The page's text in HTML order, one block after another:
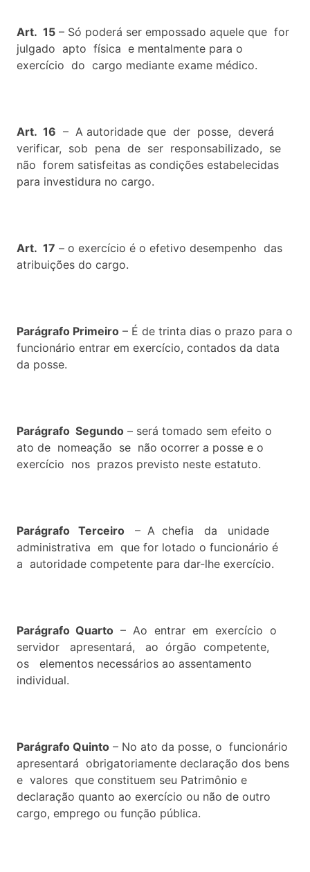
Art. 15 – Só poderá ser empossado aquele que for
julgado apto física e mentalmente para o
exercício do cargo mediante exame médico.
Art. 16 – A autoridade que der posse, deverá
verificar, sob pena de ser responsabilizado, se
não forem satisfeitas as condições estabelecidas
para investidura no cargo.
Art. 17 – o exercício é o efetivo desempenho das
atribuições do cargo.
Parágrafo Primeiro – É de trinta dias o prazo para o
funcionário entrar em exercício, contados da data
da posse.
Parágrafo Segundo – será tomado sem efeito o
ato de nomeação se não ocorrer a posse e o
exercício nos prazos previsto neste estatuto.
Parágrafo Terceiro – A chefia da unidade
administrativa em que for lotado o funcionário é
a autoridade competente para dar-lhe exercício.
Parágrafo Quarto – Ao entrar em exercício o
servidor apresentará, ao órgão competente,
os elementos necessários ao assentamento
individual.
Parágrafo Quinto – No ato da posse, o funcionário
apresentará obrigatoriamente declaração dos bens
e valores que constituem seu Patrimônio e
declaração quanto ao exercício ou não de outro
cargo, emprego ou função pública.